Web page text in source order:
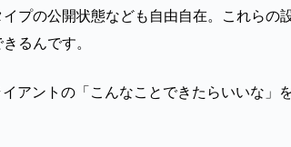
プの公開状態なども自由自在。これら
るんです。
アントの「こんなことできたらいいな」